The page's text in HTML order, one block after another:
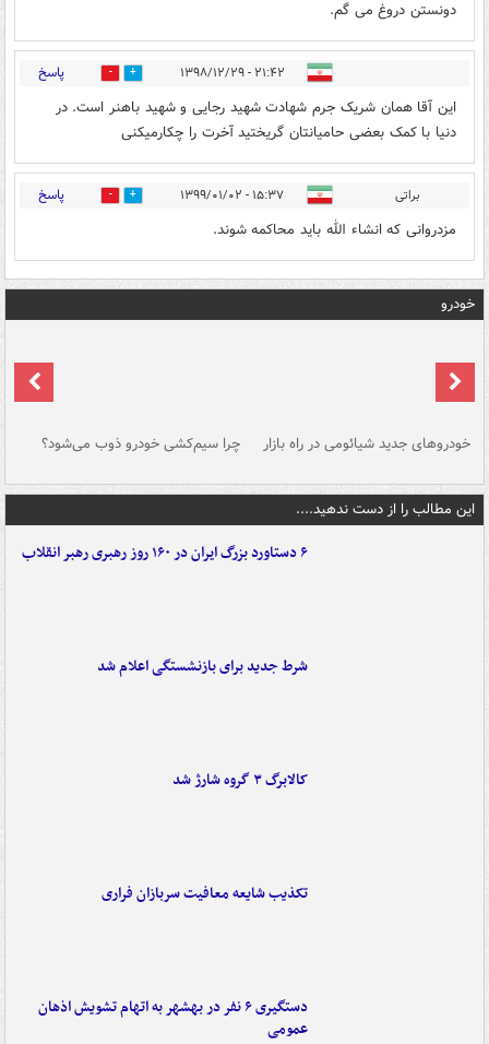
دونستن دروغ می گم.
۲۱:۴۲ - ۱۳۹۸/۱۲/۲۹ 2 پاسخ
این آقا همان شریک جرم شهادت شهید رجایی و شهید باهنر است. در
دنیا با کمک بعضی حامیانتان گریختید آخرت را چکارمیکنی
براتی ۱۵:۳۷ - ۱۳۹۹/۰۱/۰۲ 2 پاسخ
مزدروانی که انشاء الله باید محاکمه شوند.
خودرو
خودروهای جدید شیائومی در راه بازار چرا سیم‌کشی خودرو ذوب می‌شود؟
این مطالب را از دست ندهید....
۶ دستاورد بزرگ ایران در ۱۶۰ روز رهبری رهبر انقلاب
شرط جدید برای بازنشستگی اعلام شد
کالابرگ ۳ گروه شارژ شد
تکذیب شایعه معافیت سربازان فراری
دستگیری ۶ نفر در بهشهر به اتهام تشویش اذهان
عمومی